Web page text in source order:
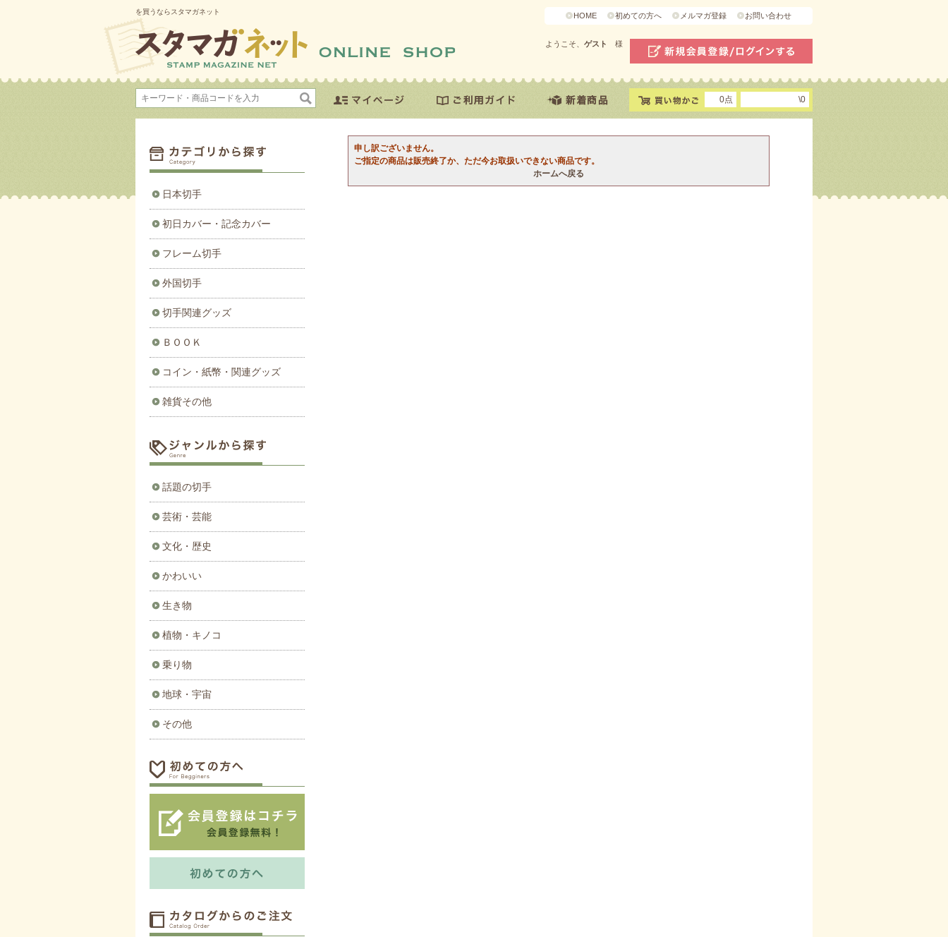
を買うならスタマガネット HOME 初めての方へ メルマガ登録 お問い合わせ
ようこそ、 ゲスト 様
0点 \0
申し訳ございません。
ご指定の商品は販売終了か、ただ今お取扱いできない商品です。
ホームへ戻る
日本切手
初日カバー・記念カバー
フレーム切手
外国切手
切手関連グッズ
ＢＯＯＫ
コイン・紙幣・関連グッズ
雑貨その他
話題の切手
芸術・芸能
文化・歴史
かわいい
生き物
植物・キノコ
乗り物
地球・宇宙
その他